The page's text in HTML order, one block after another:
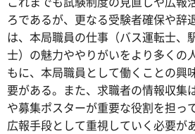
ろであるが、更なる受験者確保や辞
は、本局職員の仕事（バス運転士、
士）の魅力ややりがいをより多くの
もに、本局職員として働くことの興
要がある。また、求職者の情報収集
や募集ポスターが重要な役割を担っ
広報手段として重視していく必要が